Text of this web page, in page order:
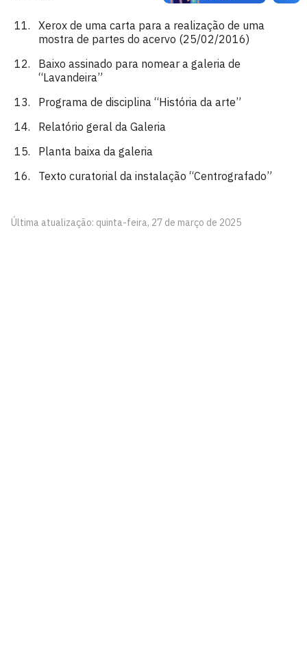
Xerox de uma carta para a realização de uma
mostra de partes do acervo (25/02/2016)
Baixo assinado para nomear a galeria de
“Lavandeira”
Programa de disciplina “História da arte”
Relatório geral da Galeria
Planta baixa da galeria
Texto curatorial da instalação “Centrografado”
Última atualização: quinta-feira, 27 de março de 2025